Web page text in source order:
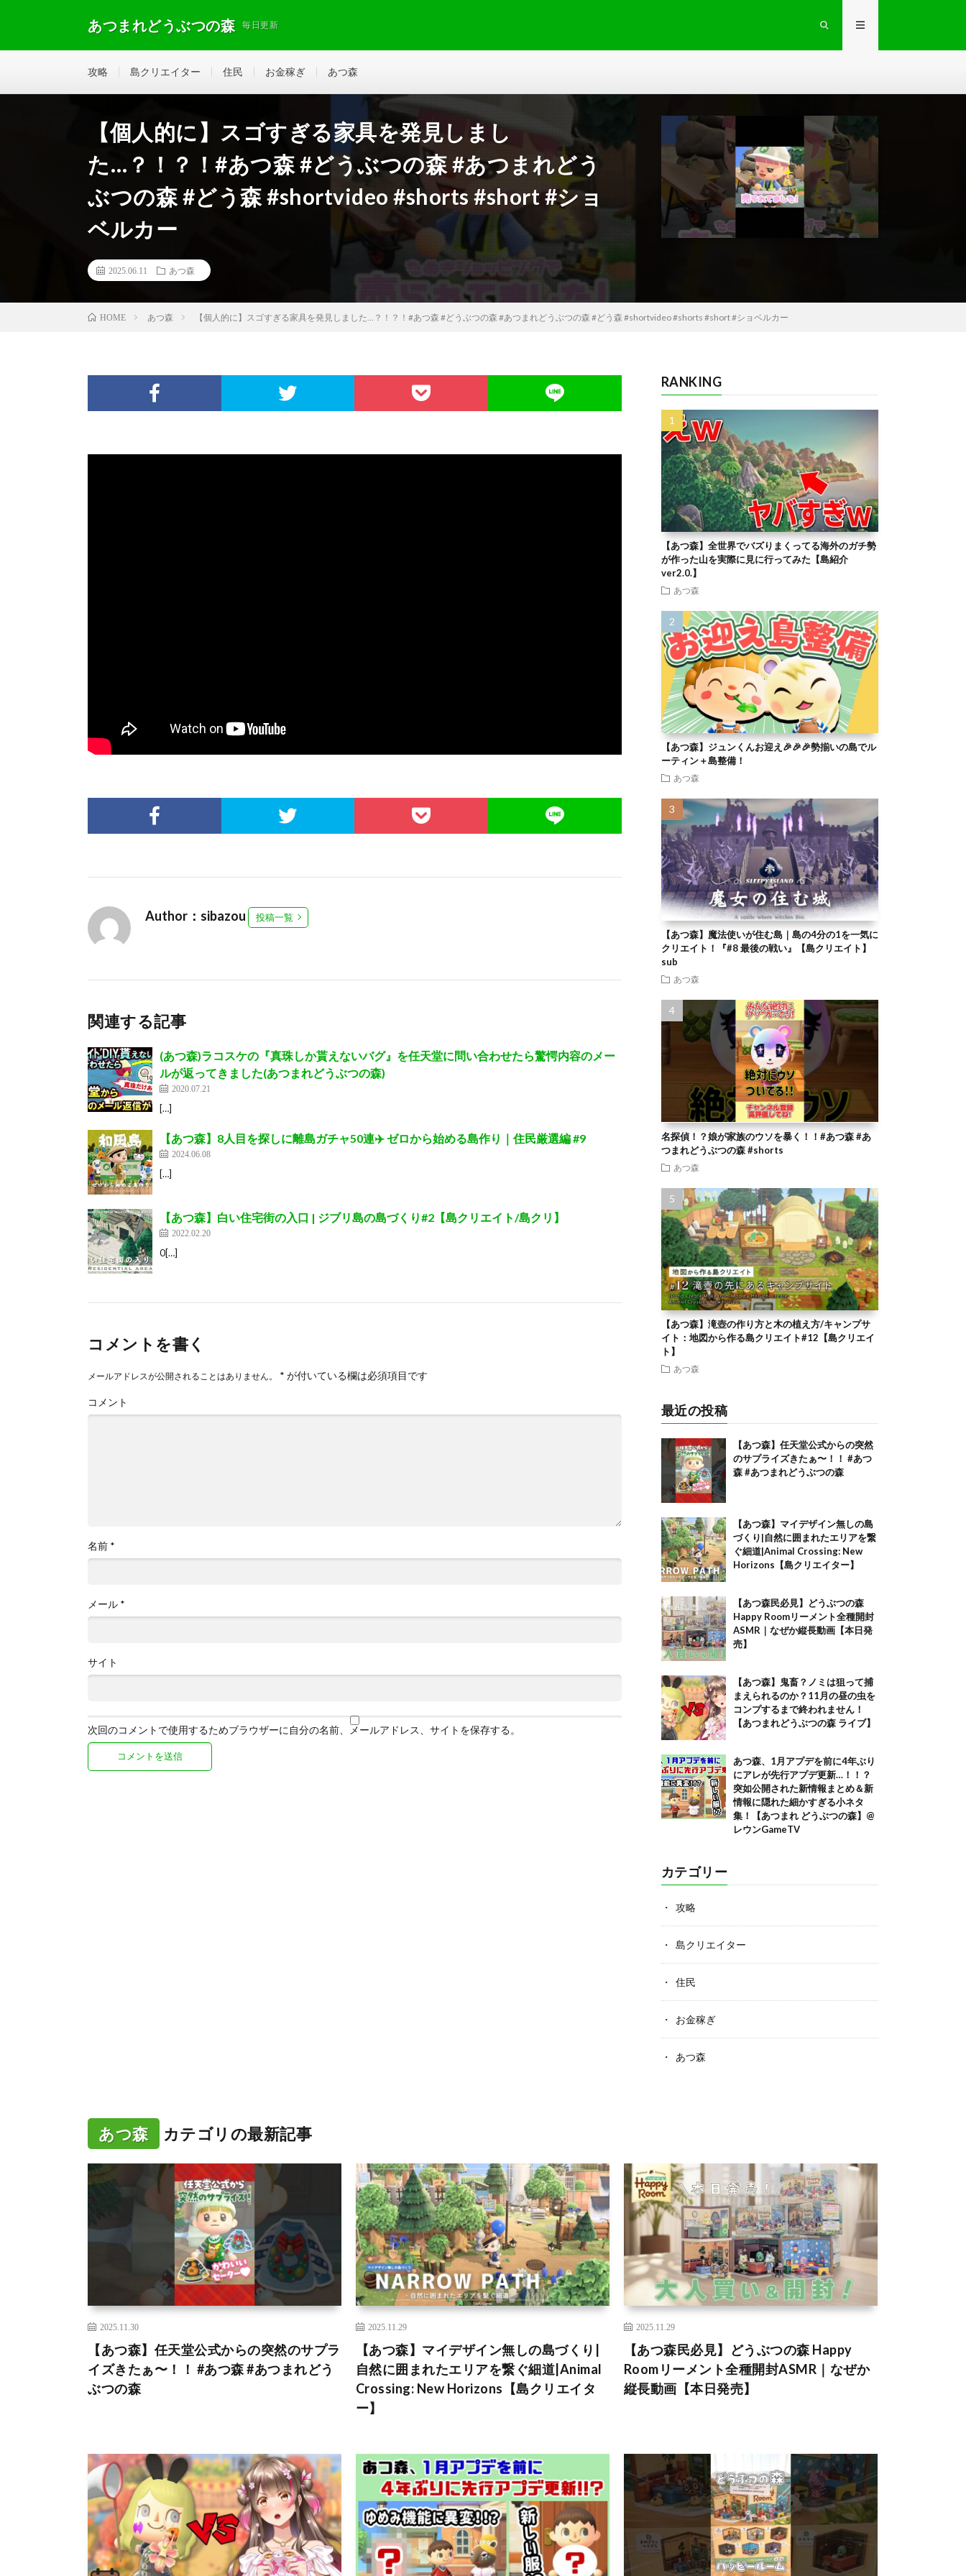
あつまれどうぶつの森 毎日更新
攻略 島クリエイター 住民 お金稼ぎ あつ森
【個人的に】スゴすぎる家具を発見しまし
た…？！？！#あつ森 #どうぶつの森 #あつまれどう
ぶつの森 #どう森 #shortvideo #shorts #short #ショ
ベルカー
2025.06.11 あつ森
HOME あつ森 【個人的に】スゴすぎる家具を発見しました…？！？！#あつ森 #どうぶつの森 #あつまれどうぶつの森 #どう森 #shortvideo #shorts #short #ショベルカー
Author：sibazou 投稿一覧
関連する記事
(あつ森)ラコスケの『真珠しか貰えないバグ』を任天堂に問い合わせたら驚愕内容のメー
ルが返ってきました(あつまれどうぶつの森)
2020.07.21
[…]
【あつ森】8人目を探しに離島ガチャ50連✈️ ゼロから始める島作り｜住民厳選編 #9
2024.06.08
[…]
【あつ森】白い住宅街の入口 | ジブリ島の島づくり#2【島クリエイト/島クリ】
2022.02.20
0[…]
コメントを書く
メールアドレスが公開されることはありません。 * が付いている欄は必須項目です
コメント
名前 *
メール *
サイト
次回のコメントで使用するためブラウザーに自分の名前、メールアドレス、サイトを保存する。
RANKING
【あつ森】全世界でバズりまくってる海外のガチ勢
が作った山を実際に見に行ってみた【島紹介
ver2.0.】
あつ森
【あつ森】ジュンくんお迎え🎉🎉🎉勢揃いの島でル
ーティン＋島整備！
あつ森
【あつ森】魔法使いが住む島｜島の4分の1を一気に
クリエイト！『#8 最後の戦い』【島クリエイト】
sub
あつ森
名探偵！？娘が家族のウソを暴く！！#あつ森 #あ
つまれどうぶつの森 #shorts
あつ森
【あつ森】滝壺の作り方と木の植え方/キャンプサ
イト：地図から作る島クリエイト#12【島クリエイ
ト】
あつ森
最近の投稿
【あつ森】任天堂公式からの突然
のサプライズきたぁ〜！！ #あつ
森 #あつまれどうぶつの森
【あつ森】マイデザイン無しの島
づくり|自然に囲まれたエリアを繋
ぐ細道|Animal Crossing: New
Horizons【島クリエイター】
【あつ森民必見】どうぶつの森
Happy Roomリーメント全種開封
ASMR｜なぜか縦長動画【本日発
売】
【あつ森】鬼畜？ノミは狙って捕
まえられるのか？11月の昼の虫を
コンプするまで終われません！
【あつまれどうぶつの森 ライブ】
あつ森、1月アプデを前に4年ぶり
にアレが先行アプデ更新…！！？
突如公開された新情報まとめ＆新
情報に隠れた細かすぎる小ネタ
集！【あつまれ どうぶつの森】@
レウンGameTV
カテゴリー
攻略
島クリエイター
住民
お金稼ぎ
あつ森
あつ森 カテゴリの最新記事
2025.11.30
【あつ森】任天堂公式からの突然のサプラ
イズきたぁ〜！！ #あつ森 #あつまれどう
ぶつの森
2025.11.29
【あつ森】マイデザイン無しの島づくり|
自然に囲まれたエリアを繋ぐ細道|Animal
Crossing: New Horizons【島クリエイタ
ー】
2025.11.29
【あつ森民必見】どうぶつの森 Happy
Roomリーメント全種開封ASMR｜なぜか
縦長動画【本日発売】